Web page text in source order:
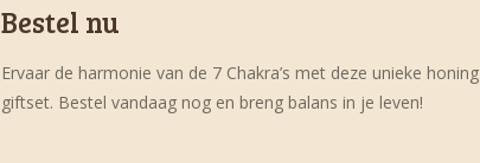
Bestel nu
Ervaar de harmonie van de 7 Chakra’s met deze unieke honing
giftset. Bestel vandaag nog en breng balans in je leven!